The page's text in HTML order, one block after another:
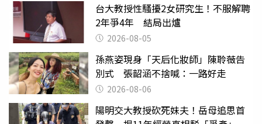
台大教授性騷擾2女研究生！不服解聘
2年爭4年 結局出爐
2026-08-05
孫燕姿現身「天后化妝師」陳聆薇告
別式 張韶涵不捨喊：一路好走
2026-08-06
陽明交大教授砍死妹夫！岳母追思首